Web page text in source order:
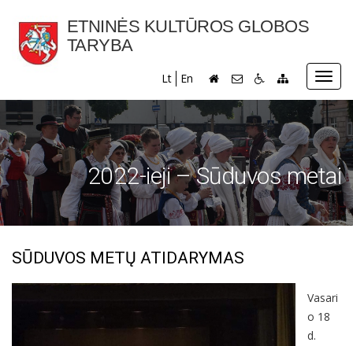
ETNINĖS KULTŪROS GLOBOS
TARYBA
Lt En
2022-ieji – Sūduvos metai
SŪDUVOS METŲ ATIDARYMAS
Vasari
o 18
d.